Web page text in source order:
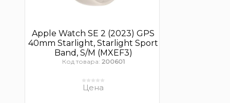
Apple Watch SE 2 (2023) GPS
40mm Starlight, Starlight Sport
Band, S/M (MXEF3)
Код товара: 200601
Цена